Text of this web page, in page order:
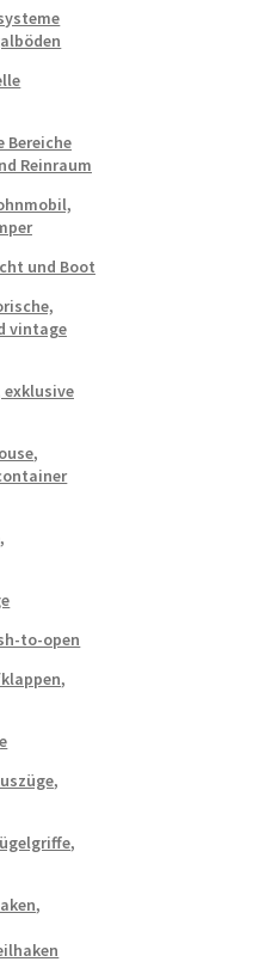
Bereiche
Reinraum
und Boot
vintage
exklusive
to-open